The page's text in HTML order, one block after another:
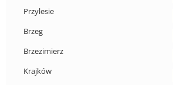
Przylesie
Brzeg
Brzezimierz
Krajków